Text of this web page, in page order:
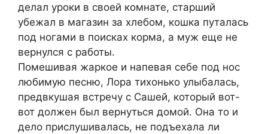
делал уроки в своей комнате, старший
убежал в магазин за хлебом, кошка путалась
под ногами в поисках корма, а муж еще не
вернулся с работы.
Помешивая жаркое и напевая себе под нос
любимую песню, Лора тихонько улыбалась,
предвкушая встречу с Сашей, который вот-
вот должен был вернуться домой. Она то и
дело прислушивалась, не подъехала ли